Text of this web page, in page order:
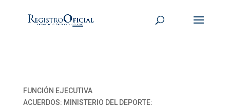
FUNCIÓN EJECUTIVA
ACUERDOS: MINISTERIO DEL DEPORTE: